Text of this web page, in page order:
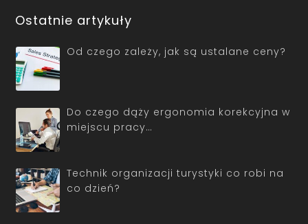
Ostatnie artykuły
Od czego zależy, jak są ustalane ceny?
Do czego dąży ergonomia korekcyjna w
miejscu pracy…
Technik organizacji turystyki co robi na
co dzień?